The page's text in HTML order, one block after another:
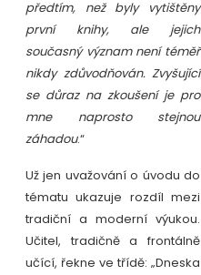
předtím, než byly vytištěny
první knihy, ale jejich
současný význam není téměř
nikdy zdůvodňován. Zvyšující
se důraz na zkoušení je pro
mne naprosto stejnou
záhadou.“
Už jen uvažování o úvodu do
tématu ukazuje rozdíl mezi
tradiční a moderní výukou.
Učitel, tradičně a frontálně
učící, řekne ve třídě: „Dneska